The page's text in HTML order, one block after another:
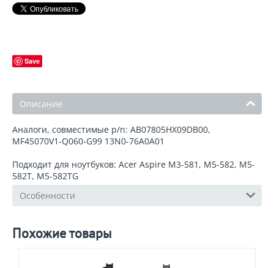
Save
Описание
Аналоги, совместимые p/n: AB07805HX09DB00,
MF45070V1-Q060-G99 13N0-76A0A01
Подходит для ноутбуков: Acer Aspire M3-581, M5-582, M5-
582T, M5-582TG
Особенности
Похожие товары